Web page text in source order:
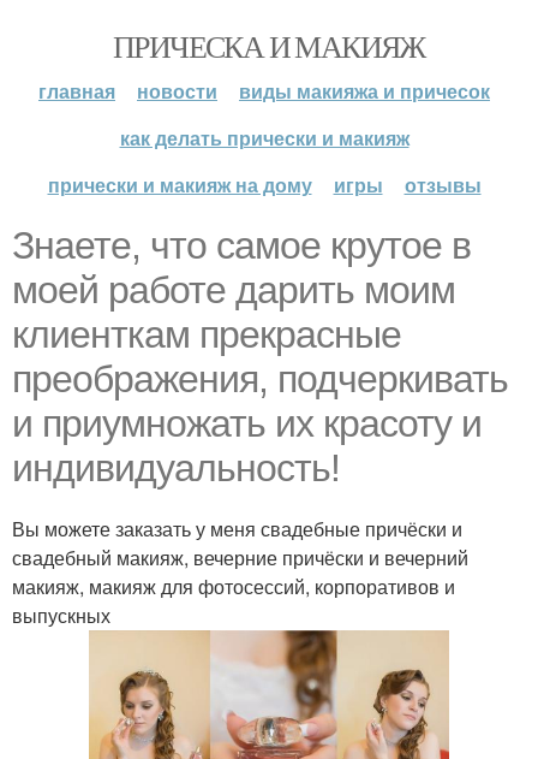
ПРИЧЕСКА И МАКИЯЖ
главная новости
виды макияжа и причесок
как делать прически и макияж
прически и макияж на дому
игры отзывы
Знаете, что самое крутое в
моей работе дарить моим
клиенткам прекрасные
преображения, подчеркивать
и приумножать их красоту и
индивидуальность!
Вы можете заказать у меня свадебные причёски и
свадебный макияж, вечерние причёски и вечерний
макияж, макияж для фотосессий, корпоративов и
выпускных